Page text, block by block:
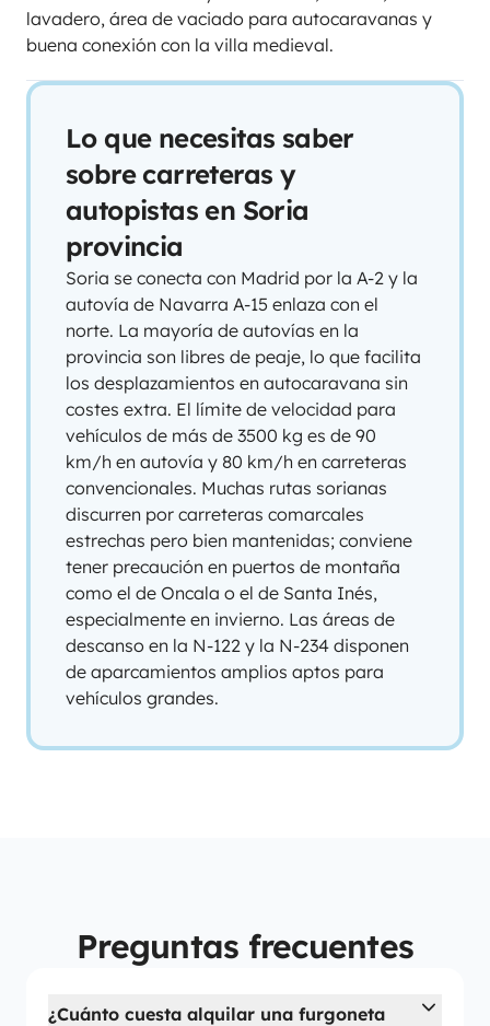
lavadero, área de vaciado para autocaravanas y
buena conexión con la villa medieval.
Lo que necesitas saber
sobre carreteras y
autopistas en Soria
provincia
Soria se conecta con Madrid por la A-2 y la
autovía de Navarra A-15 enlaza con el
norte. La mayoría de autovías en la
provincia son libres de peaje, lo que facilita
los desplazamientos en autocaravana sin
costes extra. El límite de velocidad para
vehículos de más de 3500 kg es de 90
km/h en autovía y 80 km/h en carreteras
convencionales. Muchas rutas sorianas
discurren por carreteras comarcales
estrechas pero bien mantenidas; conviene
tener precaución en puertos de montaña
como el de Oncala o el de Santa Inés,
especialmente en invierno. Las áreas de
descanso en la N-122 y la N-234 disponen
de aparcamientos amplios aptos para
vehículos grandes.
Preguntas frecuentes
¿Cuánto cuesta alquilar una furgoneta